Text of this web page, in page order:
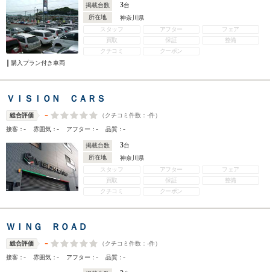
掲載台数 3台
所在地
神奈川県
スタッフ
アフター
フェア
買取
保証
整備
クチコミ
クーポン
購入プラン付き車両
ＶＩＳＩＯＮ ＣＡＲＳ
総合評価 - （クチコミ件数： -件）
接客：- 雰囲気：- アフター：- 品質：-
掲載台数 3台
所在地
神奈川県
スタッフ
アフター
フェア
買取
保証
整備
クチコミ
クーポン
ＷＩＮＧ ＲＯＡＤ
総合評価 - （クチコミ件数： -件）
接客：- 雰囲気：- アフター：- 品質：-